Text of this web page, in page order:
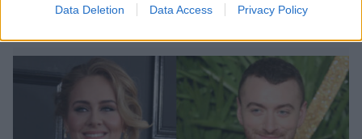
Data Deletion Data Access Privacy Policy